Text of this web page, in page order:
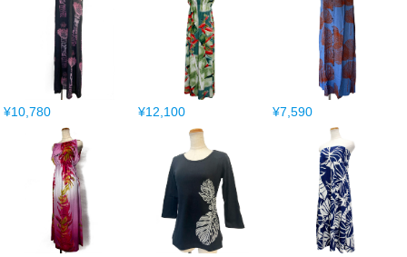
¥10,780 ¥12,100 ¥7,590